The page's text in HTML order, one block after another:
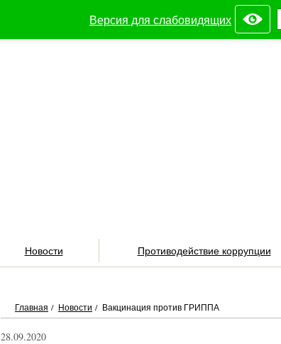
Версия для слабовидящих
Новости Противодействие коррупции
Главная / Новости / Вакцинация против ГРИППА
28.09.2020